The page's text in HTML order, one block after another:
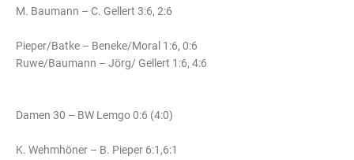
M. Baumann – C. Gellert 3:6, 2:6
Pieper/Batke – Beneke/Moral 1:6, 0:6
Ruwe/Baumann – Jörg/ Gellert 1:6, 4:6
Damen 30 – BW Lemgo 0:6 (4:0)
K. Wehmhöner – B. Pieper 6:1,6:1